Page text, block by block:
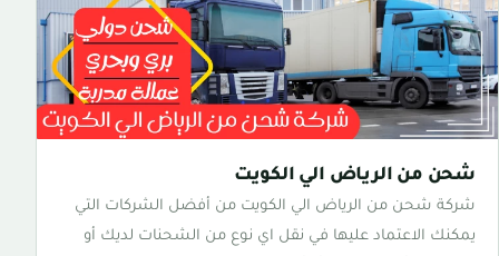
شحن من الرياض الي الكويت
شركة شحن من الرياض الي الكويت من أفضل الشركات التي
يمكنك الاعتماد عليها في نقل اي نوع من الشحنات لديك أو